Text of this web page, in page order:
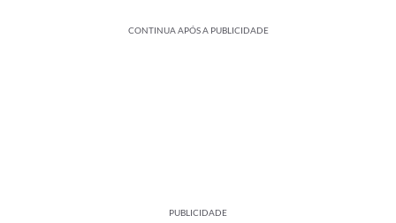
CONTINUA APÓS A PUBLICIDADE
PUBLICIDADE